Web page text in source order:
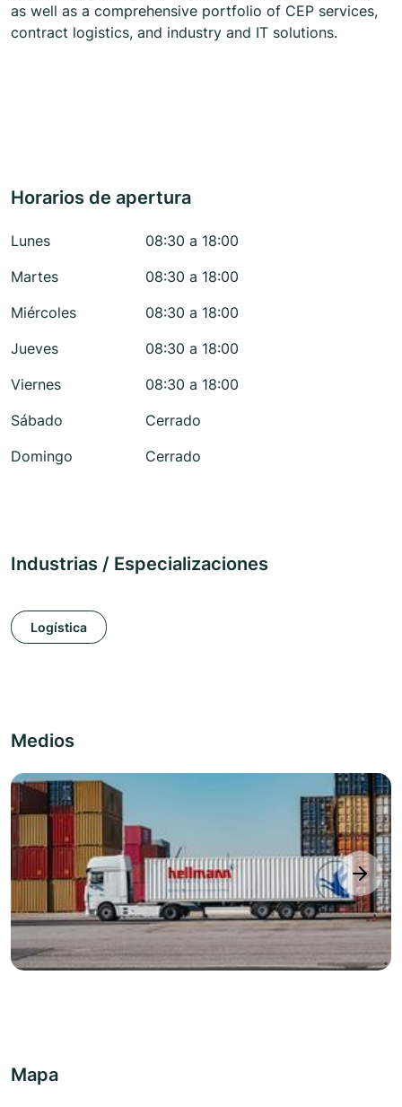
as well as a comprehensive portfolio of CEP services,
contract logistics, and industry and IT solutions.
Horarios de apertura
Lunes
08:30 a 18:00
Martes
08:30 a 18:00
Miércoles
08:30 a 18:00
Jueves
08:30 a 18:00
Viernes
08:30 a 18:00
Sábado
Cerrado
Domingo
Cerrado
Industrias / Especializaciones
Logística
Medios
next
Mapa